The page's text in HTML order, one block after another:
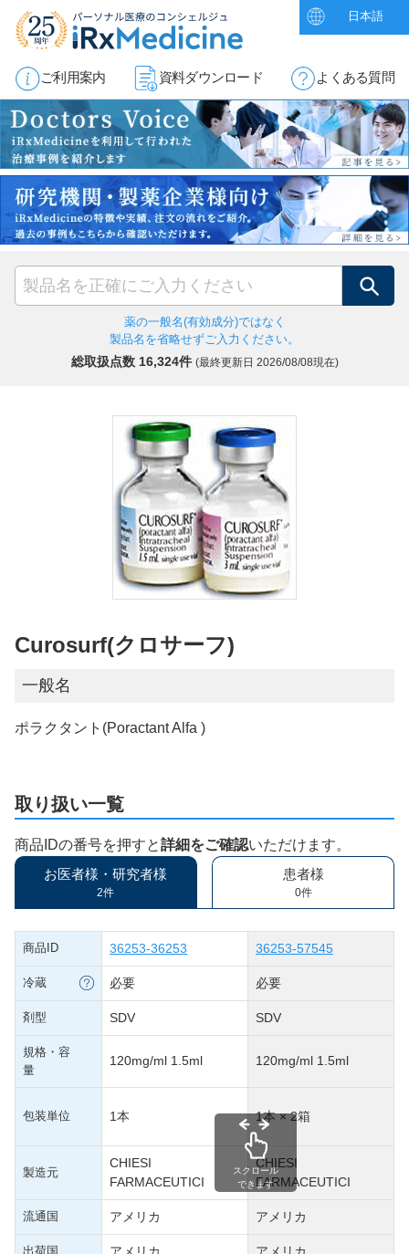
日本語
ご利用案内 資料ダウンロード よくある質問
検索
薬の一般名(有効成分)ではなく
製品名を省略せずご入力ください。
総取扱点数 16,324件 (最終更新日 2026/08/08現在)
Curosurf(クロサーフ)
一般名
ポラクタント(Poractant Alfa )
取り扱い一覧
商品IDの番号を押すと詳細をご確認いただけます。
お医者様・研究者様
2件
患者様
0件
商品ID 36253-36253 36253-57545
冷蔵 必要 必要
剤型 SDV SDV
規格・容
量
120mg/ml 1.5ml 120mg/ml 1.5ml
包装単位 1本 1本 × 2箱
製造元
CHIESI
FARMACEUTICI
CHIESI
FARMACEUTICI
流通国 アメリカ アメリカ
出荷国 アメリカ アメリカ
スクロール
できます